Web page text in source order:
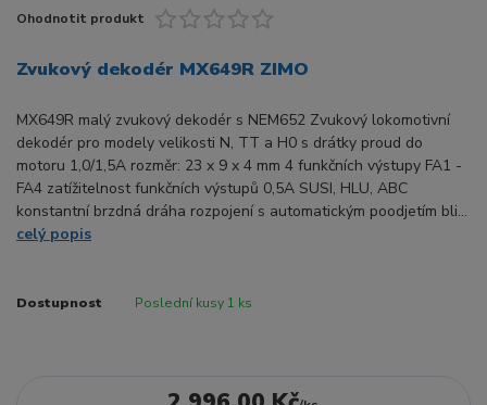
Ohodnotit produkt
Zvukový dekodér MX649R ZIMO
MX649R malý zvukový dekodér s NEM652 Zvukový lokomotivní
dekodér pro modely velikosti N, TT a H0 s drátky proud do
motoru 1,0/1,5A rozměr: 23 x 9 x 4 mm 4 funkčních výstupy FA1 -
FA4 zatížitelnost funkčních výstupů 0,5A SUSI, HLU, ABC
konstantní brzdná dráha rozpojení s automatickým poodjetím bli...
celý popis
Dostupnost Poslední kusy 1 ks